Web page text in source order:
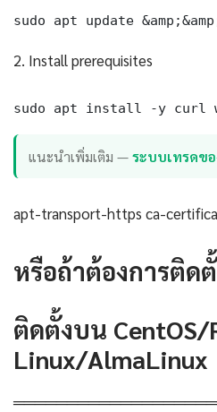
sudo apt update
2. Install prerequisites
sudo apt install -y curl
แนะนำเพิ่มเติม —ระบบเทรดข
apt-transport-https ca-
หรือถ้าต้องการติด
ติดตั้งบน CentOS/
Linux/AlmaLinux